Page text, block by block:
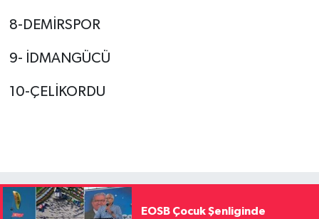
8-DEMİRSPOR
9- İDMANGÜCÜ
10-ÇELİKORDU
EOSB Çocuk Şenliginde